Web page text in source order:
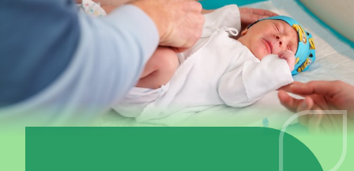
Notaufnahme
Kliniken & Zentren
Aufenthalt & Besuch